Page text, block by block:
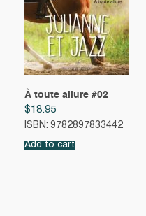
À toute allure #02
$18.95
ISBN: 9782897833442
Add to cart